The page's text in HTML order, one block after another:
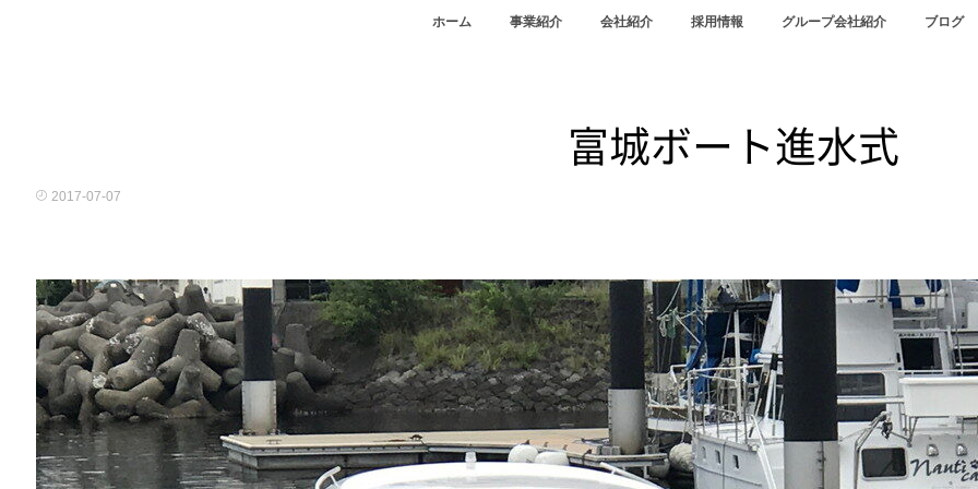
ホーム 事業紹介 会社紹介 採用情報 グループ会社紹介 ブログ
富城ボート進水式
2017-07-07